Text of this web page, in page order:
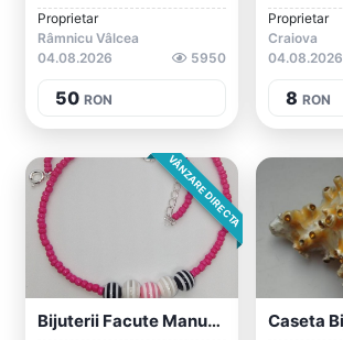
Proprietar
Râmnicu Vâlcea
04.08.2026
5950
50 RON
Proprietar
Craiova
04.08.2026
8 RON
VÂNZARE DIRECTA
Bijuterii Facute Manual Din Margele De D...